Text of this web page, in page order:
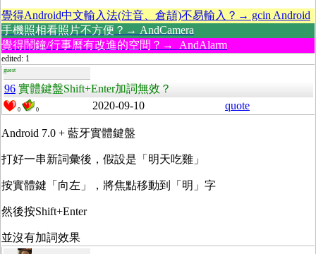
覺得Android中文輸入法(注音、倉頡)不易輸入？→ gcin Android
手機照相看照片不方便？→ AndCamera
覺得鬧鐘/行事曆有改進的空間？→ AndAlarm
edited: 1
guest
96 實體鍵盤Shift+Enter加詞無效？
0 0 2020-09-10 quote
Android 7.0 + 藍牙實體鍵盤
打好一串新詞彙後，假設是「明天吃雞」
按實體鍵「向左」，將焦點移動到「明」字
然後按Shift+Enter
並沒有加詞效果